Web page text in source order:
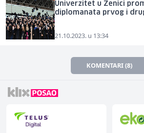
Univerzitet u Zenici
diplomanata prvog i
21.10.2023. u 13:34
KOMENTARI (8)